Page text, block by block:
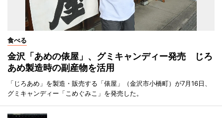
食べる
金沢「あめの俵屋」、グミキャンディー発売 じろ
あめ製造時の副産物を活用
「じろあめ」を製造・販売する「俵屋」（金沢市小橋町）が7月16日、
グミキャンディー「こめぐみこ」を発売した。